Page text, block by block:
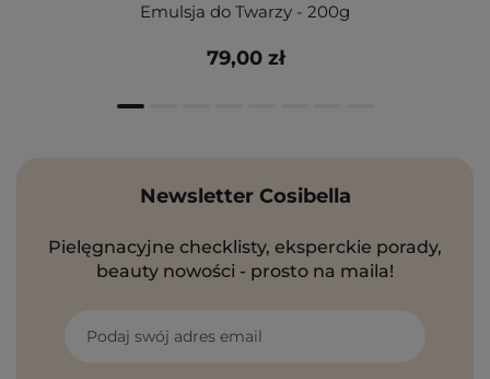
Emulsja do Twarzy - 200g
79,00 zł
Newsletter Cosibella
Pielęgnacyjne checklisty, eksperckie porady,
beauty nowości - prosto na maila!
Podaj swój adres email